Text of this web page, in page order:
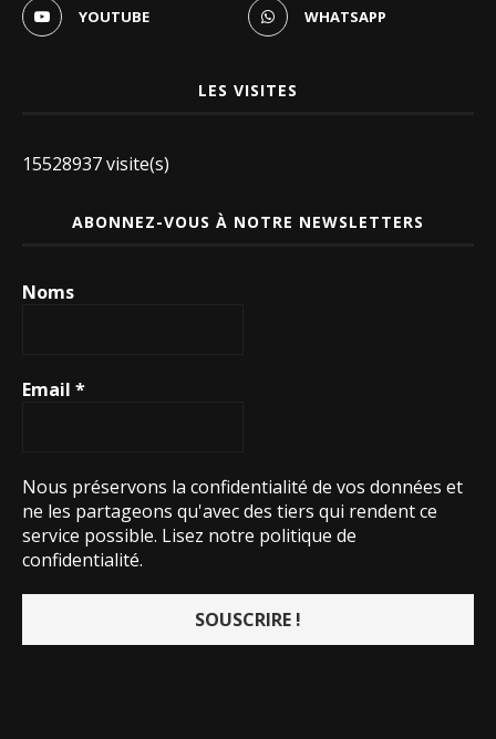
YOUTUBE WHATSAPP
LES VISITES
15528937 visite(s)
ABONNEZ-VOUS À NOTRE NEWSLETTERS
Noms
Email *
Nous préservons la confidentialité de vos données et
ne les partageons qu'avec des tiers qui rendent ce
service possible. Lisez notre politique de
confidentialité.